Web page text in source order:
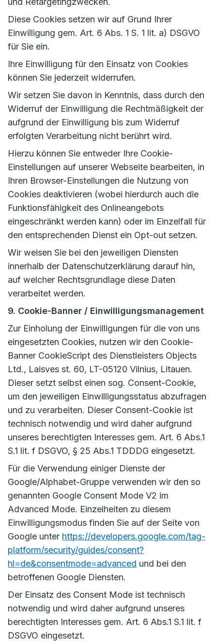
Diese Cookies setzen wir auf Grund Ihrer
Einwilligung gem. Art. 6 Abs. 1 S. 1 lit. a) DSGVO
für Sie ein.
Ihre Einwilligung für den Einsatz von Cookies
können Sie jederzeit widerrufen.
Wir setzen Sie davon in Kenntnis, dass durch den
Widerruf der Einwilligung die Rechtmäßigkeit der
aufgrund der Einwilligung bis zum Widerruf
erfolgten Verarbeitung nicht berührt wird.
Hierzu können Sie entweder Ihre Cookie-
Einstellungen auf unserer Webseite bearbeiten, in
Ihren Browser-Einstellungen die Nutzung von
Cookies deaktivieren (wobei hierdurch auch die
Funktionsfähigkeit des Onlineangebots
eingeschränkt werden kann) oder im Einzelfall für
den entsprechenden Dienst ein Opt-out setzen.
Wir weisen Sie bei den jeweiligen Diensten
innerhalb der Datenschutzerklärung darauf hin,
auf welcher Rechtsgrundlage diese Daten
verarbeitet werden.
9. Cookie-Banner / Einwilligungsmanagement
Zur Einholung der Einwilligungen für die von uns
eingesetzten Cookies, nutzen wir den Cookie-
Banner CookieScript des Dienstleisters Objects
Ltd., Laisves st. 60, LT-05120 Vilnius, Litauen.
Dieser setzt selbst einen sog. Consent-Cookie,
um den jeweiligen Einwilligungsstatus abzufragen
und zu verarbeiten. Dieser Consent-Cookie ist
technisch notwendig und wird daher aufgrund
unseres berechtigten Interesses gem. Art. 6 Abs.1
S.1 lit. f DSGVO, § 25 Abs.1 TDDDG eingesetzt.
Für die Verwendung einiger Dienste der
Google/Alphabet-Gruppe verwenden wir den so
genannten Google Consent Mode V2 im
Advanced Mode. Einzelheiten zu diesem
Einwilligungsmodus finden Sie auf der Seite von
Google unter https://developers.google.com/tag-
platform/security/guides/consent?
hl=de&consentmode=advanced und bei den
betroffenen Google Diensten.
Der Einsatz des Consent Mode ist technisch
notwendig und wird daher aufgrund unseres
berechtigten Interesses gem. Art. 6 Abs.1 S.1 lit. f
DSGVO eingesetzt.